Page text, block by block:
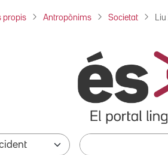
propis Antropònims Societat